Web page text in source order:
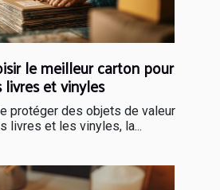
le meilleur carton pour
livres et vinyles
protéger des objets de valeur
livres et les vinyles, la...